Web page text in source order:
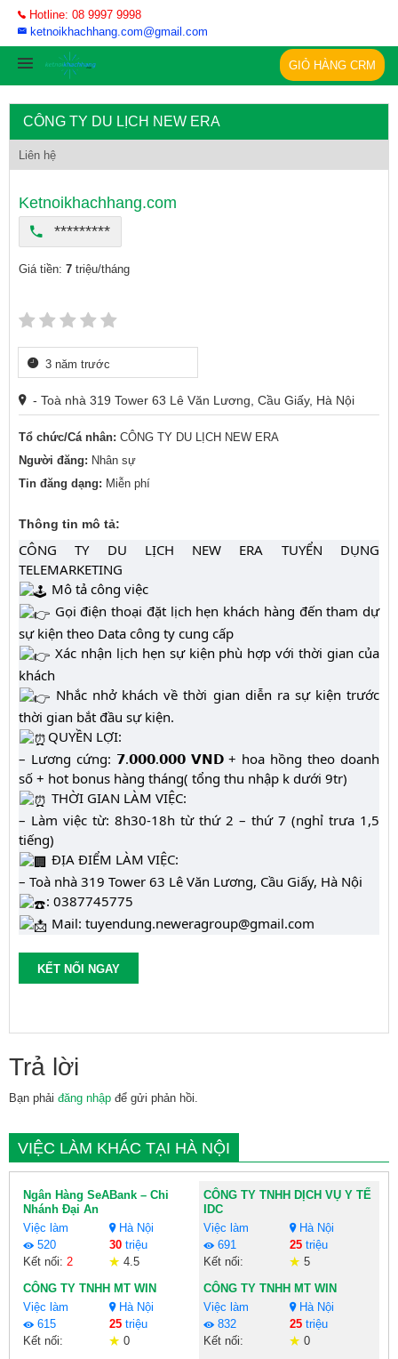
Hotline: 08 9997 9998
ketnoikhachhang.com@gmail.com
GIỎ HÀNG CRM
CÔNG TY DU LỊCH NEW ERA
Liên hệ
Ketnoikhachhang.com
*********
Giá tiền: 7 triệu/tháng
3 năm trước
- Toà nhà 319 Tower 63 Lê Văn Lương, Cầu Giấy, Hà Nội
Tổ chức/Cá nhân: CÔNG TY DU LỊCH NEW ERA
Người đăng: Nhân sự
Tin đăng dạng: Miễn phí
Thông tin mô tả:
CÔNG TY DU LỊCH NEW ERA TUYỂN DỤNG
TELEMARKETING
Mô tả công việc
Gọi điện thoại đặt lịch hẹn khách hàng đến tham dự
sự kiện theo Data công ty cung cấp
Xác nhận lịch hẹn sự kiện phù hợp với thời gian của
khách
Nhắc nhở khách về thời gian diễn ra sự kiện trước
thời gian bắt đầu sự kiện.
QUYỀN LỢI:
– Lương cứng: 𝟳.𝟬𝟬𝟬.𝟬𝟬𝟬 𝗩𝗡𝗗 + hoa hồng theo doanh
số + hot bonus hàng tháng( tổng thu nhập k dưới 9tr)
THỜI GIAN LÀM VIỆC:
– Làm việc từ: 8h30-18h từ thứ 2 – thứ 7 (nghỉ trưa 1,5
tiếng)
ĐỊA ĐIỂM LÀM VIỆC:
– Toà nhà 319 Tower 63 Lê Văn Lương, Cầu Giấy, Hà Nội
: 0387745775
Mail: tuyendung.neweragroup@gmail.com
KẾT NỐI NGAY
Trả lời
Bạn phải đăng nhập để gửi phản hồi.
VIỆC LÀM KHÁC TẠI HÀ NỘI
Ngân Hàng SeABank – Chi
Nhánh Đại An
Việc làm
Hà Nội
520
30triệu
Kết nối: 2 4.5
CÔNG TY TNHH DỊCH VỤ Y TẾ
IDC
Việc làm
Hà Nội
691
25triệu
Kết nối:
5
CÔNG TY TNHH MT WIN
Việc làm
Hà Nội
615
25triệu
Kết nối:
0
CÔNG TY TNHH MT WIN
Việc làm
Hà Nội
832
25triệu
Kết nối:
0